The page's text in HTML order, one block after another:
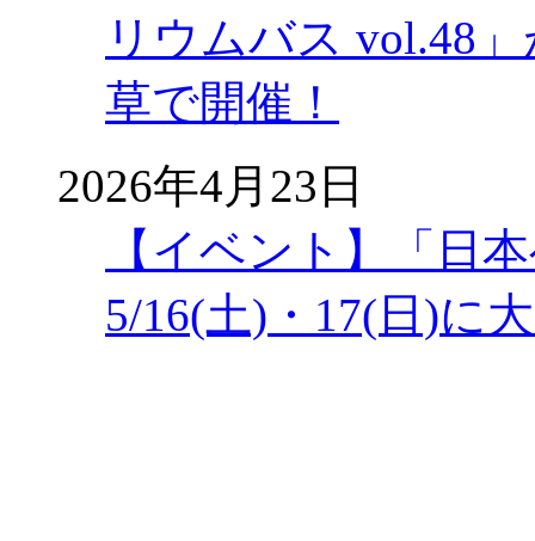
リウムバス vol.48
草で開催！
2026年4月23日
【イベント】「日
5/16(土)・17(日)に